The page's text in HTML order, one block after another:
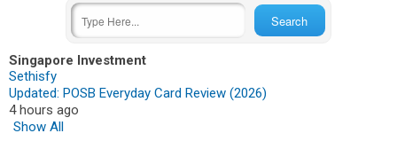
Singapore Investment
Sethisfy
Updated: POSB Everyday Card Review (2026)
4 hours ago
Show All